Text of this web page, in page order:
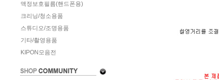
액정보호필름(핸드폰용)
크리닝/청소용품
스튜디오/조명용품
기타/촬영용품
KIPON모음전